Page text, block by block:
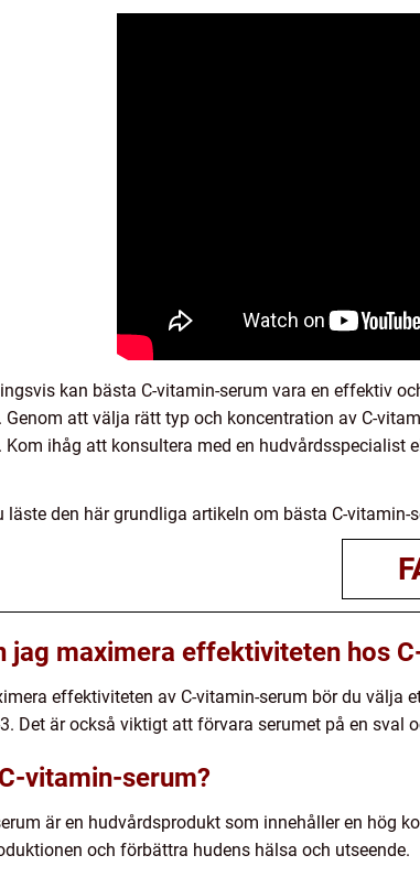
kan bästa C-vitamin-serum vara en effektiv
Genom att välja rätt typ och koncentration av C-
Kom ihåg att konsultera med en
läste den här grundliga artikeln om bästa C-vitamin-
jag maximera effektiviteten hos
effektiviteten av C-vitamin-serum bör du välja
Det är också viktigt att förvara serumet på en sval
vitamin-serum?
är en hudvårdsprodukt som innehåller en hög
och förbättra hudens hälsa och utseende.